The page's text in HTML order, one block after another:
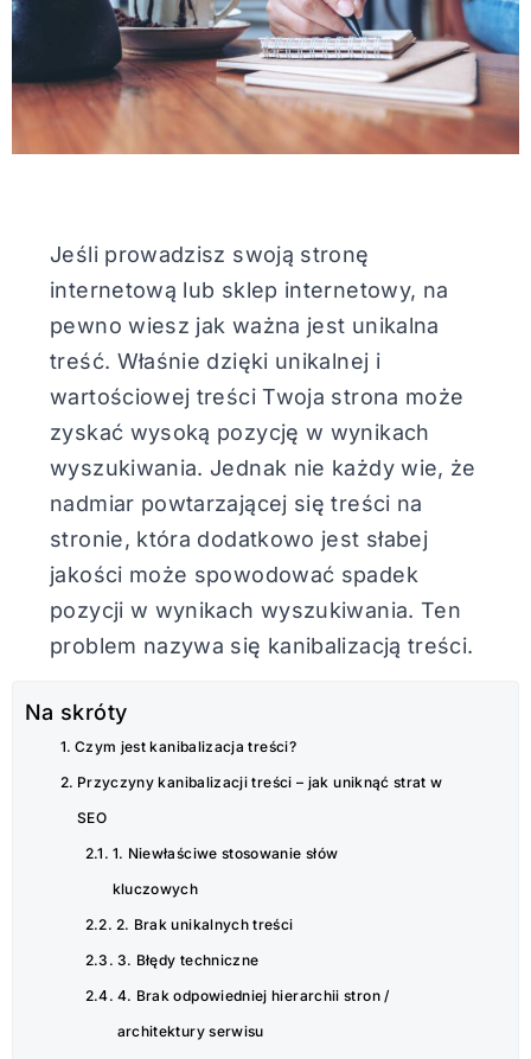
Jeśli prowadzisz swoją stronę
internetową lub sklep internetowy, na
pewno wiesz jak ważna jest unikalna
treść. Właśnie dzięki unikalnej i
wartościowej treści Twoja strona może
zyskać wysoką pozycję w wynikach
wyszukiwania. Jednak nie każdy wie, że
nadmiar powtarzającej się treści na
stronie, która dodatkowo jest słabej
jakości może spowodować spadek
pozycji w wynikach wyszukiwania. Ten
problem nazywa się kanibalizacją treści.
Na skróty
Czym jest kanibalizacja treści?
Przyczyny kanibalizacji treści – jak uniknąć strat w
SEO
1. Niewłaściwe stosowanie słów
kluczowych
2. Brak unikalnych treści
3. Błędy techniczne
4. Brak odpowiedniej hierarchii stron /
architektury serwisu